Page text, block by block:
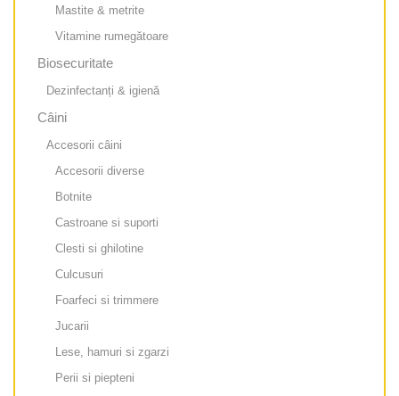
Mastite & metrite
Vitamine rumegătoare
Biosecuritate
Dezinfectanți & igienă
Câini
Accesorii câini
Accesorii diverse
Botnite
Castroane si suporti
Clesti si ghilotine
Culcusuri
Foarfeci si trimmere
Jucarii
Lese, hamuri si zgarzi
Perii si piepteni